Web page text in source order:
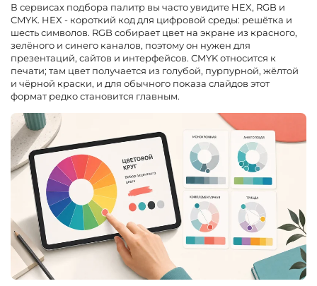
В сервисах подбора палитр вы часто увидите HEX, RGB и
CMYK. HEX - короткий код для цифровой среды: решётка и
шесть символов. RGB собирает цвет на экране из красного,
зелёного и синего каналов, поэтому он нужен для
презентаций, сайтов и интерфейсов. CMYK относится к
печати; там цвет получается из голубой, пурпурной, жёлтой
и чёрной краски, и для обычного показа слайдов этот
формат редко становится главным.